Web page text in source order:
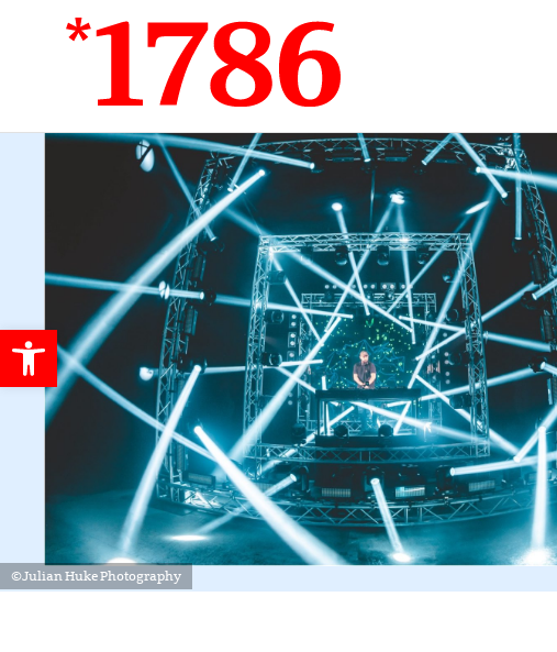
Werkzeugleiste öffnen
©Julian Huke Photography